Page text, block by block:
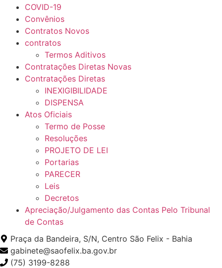
COVID-19
Convênios
Contratos Novos
contratos
Termos Aditivos
Contratações Diretas Novas
Contratações Diretas
INEXIGIBILIDADE
DISPENSA
Atos Oficiais
Termo de Posse
Resoluções
PROJETO DE LEI
Portarias
PARECER
Leis
Decretos
Apreciação/Julgamento das Contas Pelo Tribunal
de Contas
Praça da Bandeira, S/N, Centro São Felix - Bahia
gabinete@saofelix.ba.gov.br
(75) 3199-8288